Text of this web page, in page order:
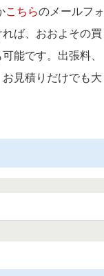
こちらのメールフォ
ば、おおよその買
能です。出張料、
見積りだけでも大